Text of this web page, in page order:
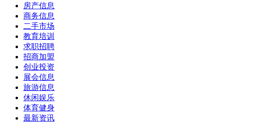
房产信息
商务信息
二手市场
教育培训
求职招聘
招商加盟
创业投资
展会信息
旅游信息
休闲娱乐
体育健身
最新资讯